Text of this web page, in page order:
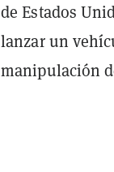
de Estados
lanzar un
manipulación